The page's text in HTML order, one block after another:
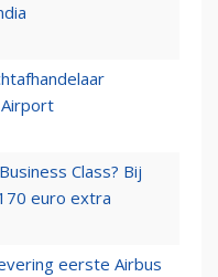
Class? Bij
euro extra
eerste Airbus